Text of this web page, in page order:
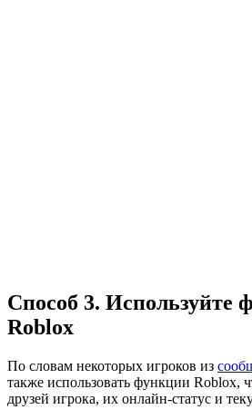
Способ 3. Используйте
Roblox
По словам некоторых игроков из
также использовать функции Roblox,
друзей игрока, их онлайн-статус и